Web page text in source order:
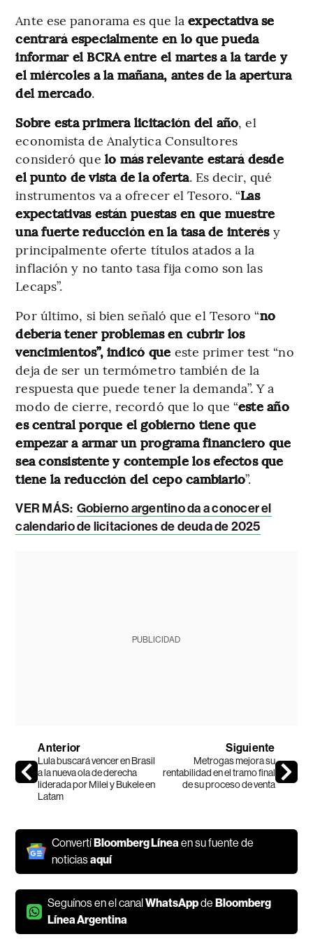
Ante ese panorama es que laexpectativa se
centrará especialmente en lo que pueda
informar el BCRA entre el martes a la tarde y
el miércoles a la mañana, antes de la apertura
del mercado.
Sobre esta primera licitación del año, el
economista de Analytica Consultores
consideró que lo más relevante estará desde
el punto de vista de la oferta. Es decir, qué
instrumentos va a ofrecer el Tesoro. “Las
expectativas están puestas en que muestre
una fuerte reducción en la tasa de interésy
principalmente oferte títulos atados a la
inflación y no tanto tasa fija como son las
Lecaps”.
Por último, si bien señaló que el Tesoro “no
debería tener problemas en cubrir los
vencimientos”, indicó que este primer test “no
deja de ser un termómetro también de la
respuesta que puede tener la demanda”. Y a
modo de cierre, recordó que lo que “este año
es central porque el gobierno tiene que
empezar a armar un programa financiero que
sea consistente y contemple los efectos que
tiene la reducción del cepo cambiario”.
VER MÁS: Gobierno argentino da a conocer el
calendario de licitaciones de deuda de 2025
PUBLICIDAD
Anterior
Lula buscará vencer en Brasil
a la nueva ola de derecha
liderada por Milei y Bukele en
Latam
Siguiente
Metrogas mejora su
rentabilidad en el tramo final
de su proceso de venta
ConvertíBloomberg Línea en su fuente de
noticiasaquí
Seguínos en el canalWhatsAppdeBloomberg
Línea Argentina